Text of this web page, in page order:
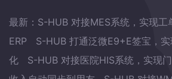
最新： S-HUB 对接MES系统，实现工
ERP
S-HUB 打通泛微E9+E签宝，
化
S-HUB 对接医院HIS系统，实现